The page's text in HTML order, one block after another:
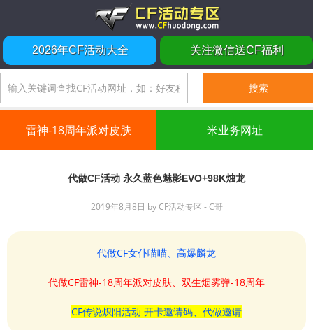
2026年CF活动大全 关注微信送CF福利
雷神-18周年派对皮肤 米业务网址
代做CF活动 永久蓝色魅影EVO+98K烛龙
2019年8月8日 byCF活动专区 - C哥
代做CF女仆喵喵、高爆麟龙
代做CF雷神-18周年派对皮肤、双生烟雾弹-18周年
CF传说炽阳活动 开卡邀请码、代做邀请